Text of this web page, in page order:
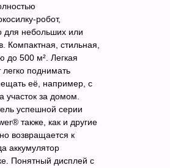
робот,
для небольших или
Компактная, стильная,
до 500 м². Легкая
легко поднимать
её, например, с
участок за домом.
успешной серии
также, как и другие
возвращается к
аккумулятор
Понятный дисплей с